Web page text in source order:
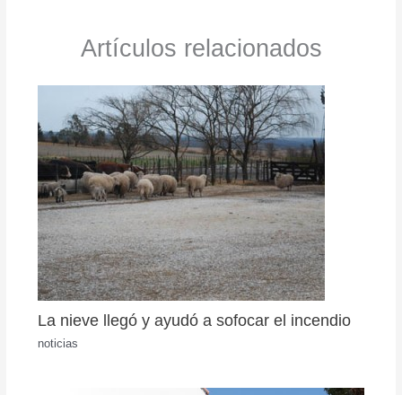
Artículos relacionados
La nieve llegó y ayudó a sofocar el incendio
noticias